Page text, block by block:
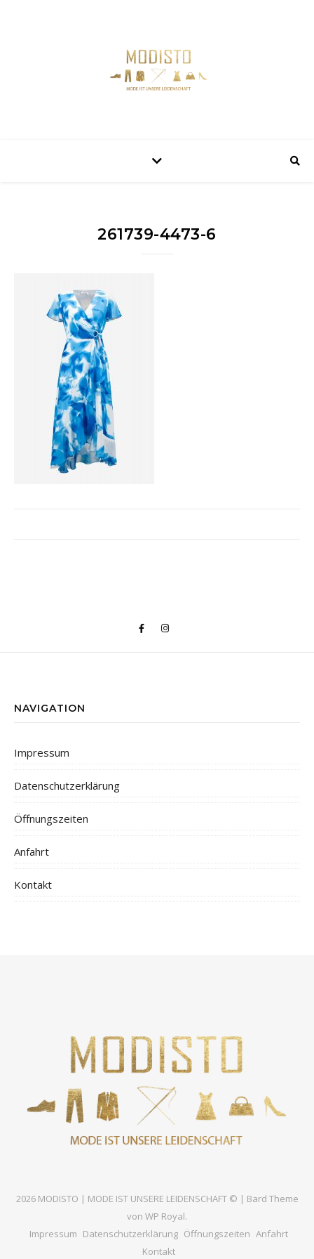
261739-4473-6
NAVIGATION
Impressum
Datenschutzerklärung
Öffnungszeiten
Anfahrt
Kontakt
2026 MODISTO | MODE IST UNSERE LEIDENSCHAFT © | Bard Theme
von WP Royal.
Impressum Datenschutzerklärung Öffnungszeiten Anfahrt
Kontakt